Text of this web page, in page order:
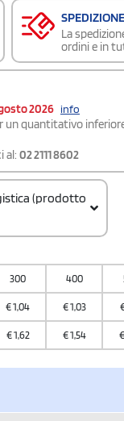
La
ordini e in
2026 info
un quantitativo
al: 02 2111 8602
(prodotto
300 400
€1,04 €1,03
€1,62 €1,54 €